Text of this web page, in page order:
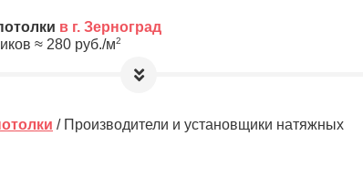
в г. Зерноград
≈ 280 руб./м2
мы предложим Вам
и хранение Ваших
/ Производители и установщики натяжных